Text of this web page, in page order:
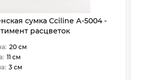
сумка Cciline А-5004 -
расцветок
20 см
11 см
3 см